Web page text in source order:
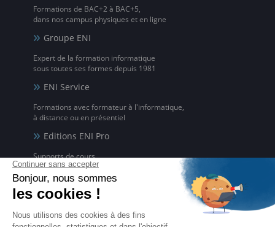
Formations de BAC+2 à BAC+5,
dans nos campus physiques et en ligne
Groupe ENI
Expert de la formation informatique
sous toutes ses formes depuis 1981
ENI Service
Formations avec formateur à l'informatique,
à distance ou en présentiel
Editions ENI Pro
Supports de cours
pour les organismes de formation
ENI elearning
La solution de formation à l'informatique en ligne,
disponible en 5 langues